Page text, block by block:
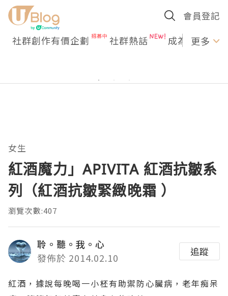
會員登記
社群創作有價企劃 社群熱話 成為U更多
女生
紅酒魔力」APIVITA 紅酒抗皺系
列（紅酒抗皺緊緻晚霜 ）
瀏覽次數:407
聆。聽。我。心
發佈於 2014.02.10
追蹤
紅酒，據說每晚喝一小柸有助禦防心臟病，老年痴呆